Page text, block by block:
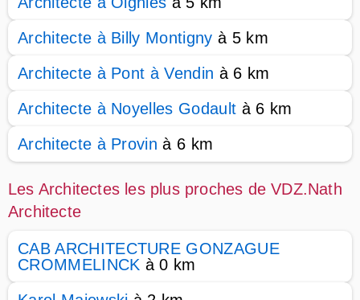
Architecte à Billy Montigny à 5 km
Architecte à Pont à Vendin à 6 km
Architecte à Noyelles Godault à 6 km
Architecte à Provin à 6 km
Les Architectes les plus proches de VDZ.Nath
Architecte
CAB ARCHITECTURE GONZAGUE
CROMMELINCK à 0 km